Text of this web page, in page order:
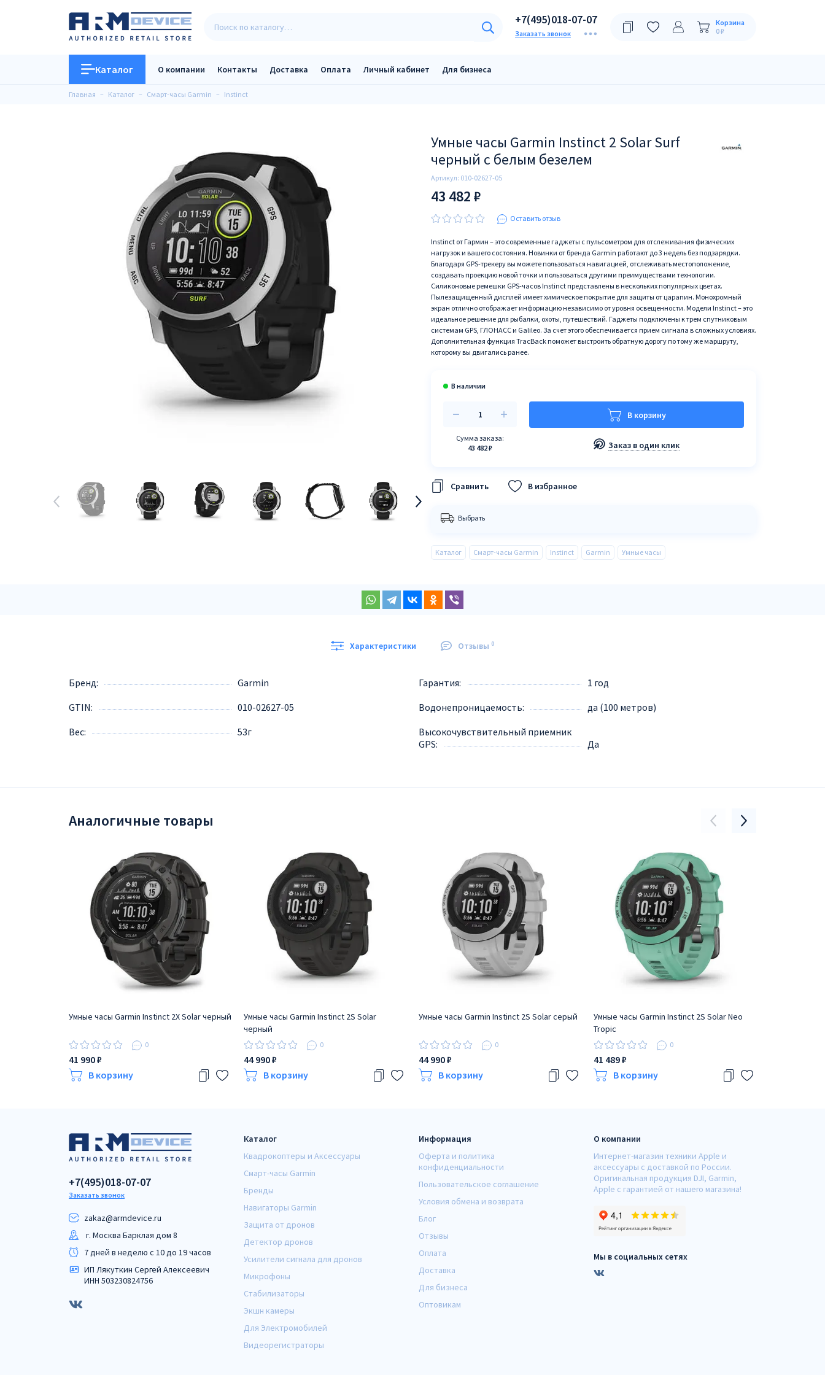
+7(495)018-07-07
Заказать звонок
Корзина
0 ₽
Каталог О компании Контакты Доставка Оплата Личный кабинет Для бизнеса
Главная Каталог Смарт-часы Garmin Instinct
Умные часы Garmin Instinct 2 Solar Surf
черный с белым безелем
Артикул: 010-02627-05
43 482 ₽
Оставить отзыв
Instinct от Гармин – это современные гаджеты с пульсометром для отслеживания физических
нагрузок и вашего состояния. Новинки от бренда Garmin работают до 3 недель без подзарядки.
Благодаря GPS-трекеру вы можете пользоваться навигацией, отслеживать местоположение,
создавать проекцию новой точки и пользоваться другими преимуществами технологии.
Силиконовые ремешки GPS-часов Instinct представлены в нескольких популярных цветах.
Пылезащищенный дисплей имеет химическое покрытие для защиты от царапин. Монохромный
экран отлично отображает информацию независимо от уровня освещенности. Модели Instinct – это
идеальное решение для рыбалки, охоты, путешествий. Гаджеты подключены к трем спутниковым
системам GPS, ГЛОНАСС и Galileo. За счет этого обеспечивается прием сигнала в сложных условиях.
Дополнительная функция TracBack поможет выстроить обратную дорогу по тому же маршруту,
которому вы двигались ранее.
Сумма заказа:
43 482 ₽
В корзину
Заказ в один клик
В избранное
Выбрать
Каталог Смарт-часы Garmin Instinct Garmin Умные часы
Характеристики Отзывы 0
Бренд
Garmin
GTIN
010-02627-05
Вес
53г
Гарантия
1 год
Водонепроницаемость
да (100 метров)
Высокочувствительный приемник
GPS
Да
Аналогичные товары
Умные часы Garmin Instinct 2X Solar черный
0
41 990 ₽
В корзину
Умные часы Garmin Instinct 2S Solar
черный
0
44 990 ₽
В корзину
Умные часы Garmin Instinct 2S Solar серый
0
44 990 ₽
В корзину
Умные часы Garmin Instinct 2S Solar Neo
Tropic
0
41 489 ₽
В корзину
+7(495)018-07-07
Заказать звонок
zakaz@armdeviсe.ru
г. Москва Барклая дом 8
7 дней в неделю с 10 до 19 часов
ИП Лякуткин Сергей Алексеевич
ИНН 503230824756
Каталог
Квадрокоптеры и Аксессуары
Смарт-часы Garmin
Бренды
Навигаторы Garmin
Защита от дронов
Детектор дронов
Усилители сигнала для дронов
Микрофоны
Стабилизаторы
Экшн камеры
Для Электромобилей
Видеорегистраторы
Информация
Оферта и политика
конфиденциальности
Пользовательское соглашение
Условия обмена и возврата
Блог
Отзывы
Оплата
Доставка
Для бизнеса
Оптовикам
О компании
Интернет-магазин техники Apple и
аксессуары с доставкой по России.
Оригинальная продукция DJI, Garmin,
Apple с гарантией от нашего магазина!
Мы в социальных сетях